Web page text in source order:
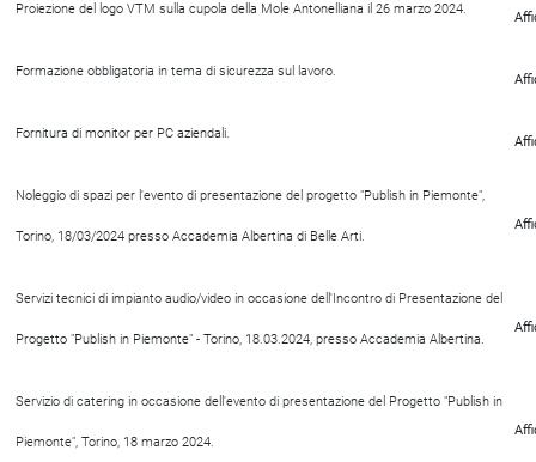
Proiezione del logo VTM sulla cupola della Mole Antonelliana il 26 marzo 2024.
Formazione obbligatoria in tema di sicurezza sul lavoro.
Fornitura di monitor per PC aziendali.
Noleggio di spazi per l'evento di presentazione del progetto "Publish in Piemonte",
Torino, 18/03/2024 presso Accademia Albertina di Belle Arti.
Servizi tecnici di impianto audio/video in occasione dell'Incontro di Presentazione del
Progetto "Publish in Piemonte" - Torino, 18.03.2024, presso Accademia Albertina.
Servizio di catering in occasione dell'evento di presentazione del Progetto "Publish in
Piemonte", Torino, 18 marzo 2024.